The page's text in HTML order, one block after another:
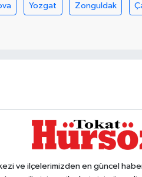
Yozgat Zonguldak
ve ilçelerimizden en güncel